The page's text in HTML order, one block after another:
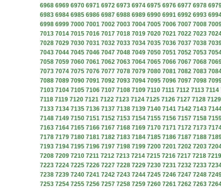
6968 6969 6970 6971 6972 6973 6974 6975 6976 6977 6978
6983 6984 6985 6986 6987 6988 6989 6990 6991 6992 6993
6998 6999 7000 7001 7002 7003 7004 7005 7006 7007 7008
7013 7014 7015 7016 7017 7018 7019 7020 7021 7022 7023
7028 7029 7030 7031 7032 7033 7034 7035 7036 7037 7038
7043 7044 7045 7046 7047 7048 7049 7050 7051 7052 7053
7058 7059 7060 7061 7062 7063 7064 7065 7066 7067 7068
7073 7074 7075 7076 7077 7078 7079 7080 7081 7082 7083
7088 7089 7090 7091 7092 7093 7094 7095 7096 7097 7098
7103 7104 7105 7106 7107 7108 7109 7110 7111 7112 7113 7114
7118 7119 7120 7121 7122 7123 7124 7125 7126 7127 7128 7129
7133 7134 7135 7136 7137 7138 7139 7140 7141 7142 7143
7148 7149 7150 7151 7152 7153 7154 7155 7156 7157 7158
7163 7164 7165 7166 7167 7168 7169 7170 7171 7172 7173
7178 7179 7180 7181 7182 7183 7184 7185 7186 7187 7188
7193 7194 7195 7196 7197 7198 7199 7200 7201 7202 7203
7208 7209 7210 7211 7212 7213 7214 7215 7216 7217 7218 7219
7223 7224 7225 7226 7227 7228 7229 7230 7231 7232 7233
7238 7239 7240 7241 7242 7243 7244 7245 7246 7247 7248
7253 7254 7255 7256 7257 7258 7259 7260 7261 7262 7263